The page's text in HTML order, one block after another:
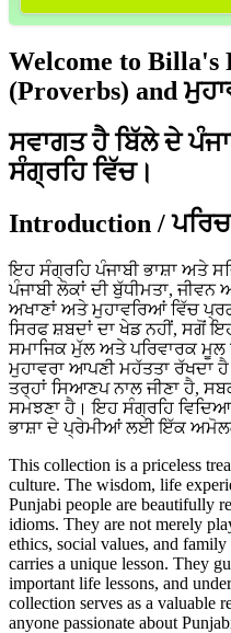
Welcome to
(Proverbs) and
ਸਵਾਗਤ ਹੈ ਬਿੱਲੇ ਦੇ
ਸੰਗ੍ਰਹਿ ਵਿੱਚ।
Introduction /
ਇਹ ਸੰਗ੍ਰਹਿ ਪੰਜਾਬੀ ਭਾਸ਼ਾ ਅਤੇ
ਪੰਜਾਬੀ ਲੋਕਾਂ ਦੀ ਬੁੱਧੀਮਤਾ,
ਅਖਾਣਾਂ ਅਤੇ ਮੁਹਾਵਰਿਆਂ ਵਿੱਚ
ਸਿਰਫ ਸ਼ਬਦਾਂ ਦਾ ਖੇਡ ਨਹੀਂ, ਸਗੋਂ
ਸਮਾਜਿਕ ਮੁੱਲ ਅਤੇ ਪਰਿਵਾਰਕ
ਮੁਹਾਵਰਾ ਆਪਣੀ ਮਹੱਤਤਾ ਰੱਖਦਾ
ਤਰ੍ਹਾਂ ਸਿਆਣਪ ਨਾਲ ਜੀਣਾ ਹੈ,
ਸਮਝਣਾ ਹੈ। ਇਹ ਸੰਗ੍ਰਹਿ
ਭਾਸ਼ਾ ਦੇ ਪ੍ਰੇਮੀਆਂ ਲਈ ਇੱਕ
This collection is a priceless
culture. The wisdom, life
Punjabi people are beautifully
idioms. They are not merely
ethics, social values, and
carries a unique lesson. They
important life lessons, and
collection serves as a valuable
anyone passionate about